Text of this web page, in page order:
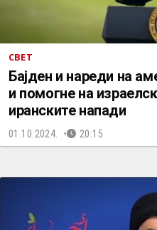
СВЕТ
Бајден и нареди на
и помогне на
иранските напади
01.10.2024. 20:15